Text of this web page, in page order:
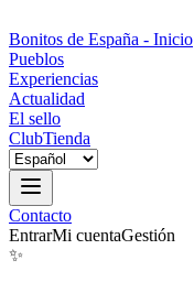
Bonitos de España - Inicio
Pueblos
Experiencias
Actualidad
El sello
ClubTienda
Contacto
EntrarMi cuentaGestión
✨